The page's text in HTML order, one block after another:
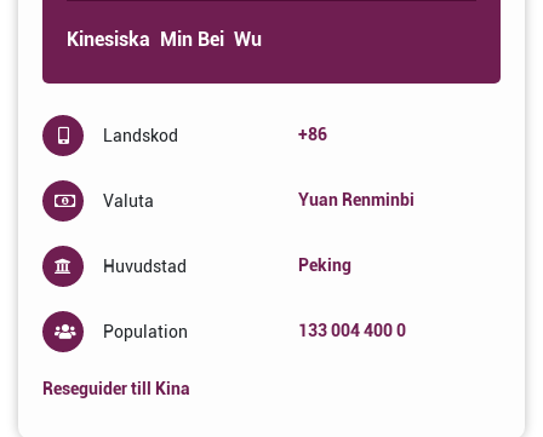
Kinesiska Min Bei Wu
Landskod +86
Valuta Yuan Renminbi
Huvudstad Peking
Population 133 004 400 0
Reseguider till Kina